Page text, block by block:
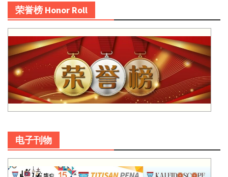
荣誉榜 Honor Roll
电子刊物